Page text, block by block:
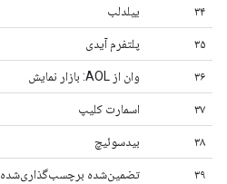
۳۴ ییلدلب
۳۵ پلتفرم آیدی
۳۶ وان از AOL: بازار نمایش
۳۷ اسمارت کلیپ
۳۸ بیدسوئیچ
۳۹ تضمین‌شده برچسب‌گذاری‌شده